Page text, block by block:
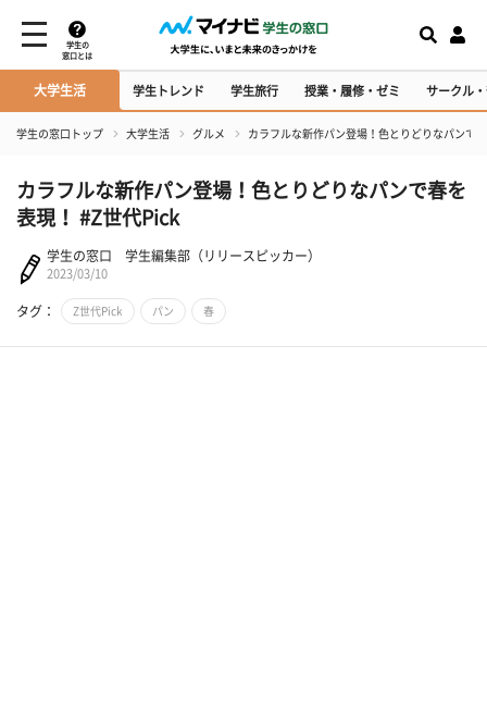
学生の
窓口とは
大学生活 学生トレンド 学生旅行 授業・履修・ゼミ サークル
学生の窓口トップ 大学生活 グルメ カラフルな新作パン登場！色とりどりなパンで
カラフルな新作パン登場！色とりどりなパンで春を
表現！ #Z世代Pick
学生の窓口 学生編集部（リリースピッカー）
2023/03/10
タグ： Z世代Pick パン 春